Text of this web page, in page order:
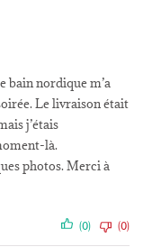
bain nordique m’a
Le livraison était
j’étais
là.
photos. Merci à
(0) (0)